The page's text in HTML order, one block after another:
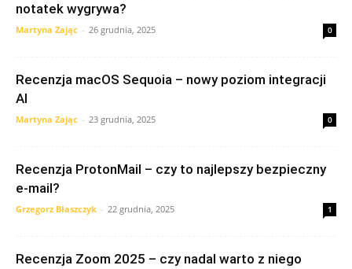
notatek wygrywa?
Martyna Zając - 26 grudnia, 2025 0
Recenzja macOS Sequoia – nowy poziom integracji
AI
Martyna Zając - 23 grudnia, 2025 0
Recenzja ProtonMail – czy to najlepszy bezpieczny
e-mail?
Grzegorz Błaszczyk - 22 grudnia, 2025 1
Recenzja Zoom 2025 – czy nadal warto z niego